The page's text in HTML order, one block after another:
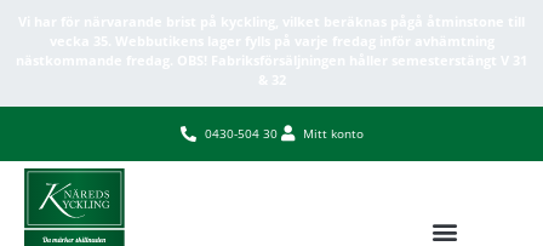
0430-504 30 Mitt konto